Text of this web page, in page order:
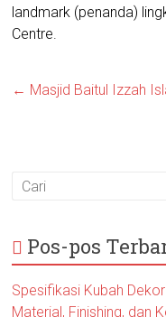
landmark (penanda)
Centre.
← Masjid Baitul Izzah
Pos-pos
Spesifikasi Kubah
Material, Finishing, dan